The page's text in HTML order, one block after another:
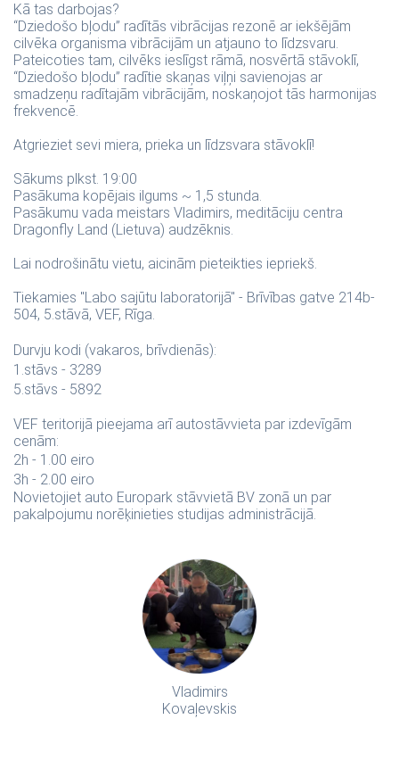
Kā tas darbojas?
“Dziedošo bļodu” radītās vibrācijas rezonē ar iekšējām
cilvēka organisma vibrācijām un atjauno to līdzsvaru.
Pateicoties tam, cilvēks ieslīgst rāmā, nosvērtā stāvoklī,
“Dziedošo bļodu” radītie skaņas viļņi savienojas ar
smadzeņu radītajām vibrācijām, noskaņojot tās harmonijas
frekvencē.
Atgrieziet sevi miera, prieka un līdzsvara stāvoklī!
Sākums plkst. 19:00
Pasākuma kopējais ilgums ~ 1,5 stunda.
Pasākumu vada meistars Vladimirs, meditāciju centra
Dragonfly Land (Lietuva) audzēknis.
Lai nodrošinātu vietu, aicinām pieteikties iepriekš.
Tiekamies "Labo sajūtu laboratorijā" - Brīvības gatve 214b-
504, 5.stāvā, VEF, Rīga.
Durvju kodi (vakaros, brīvdienās):
1.stāvs - 3289
5.stāvs - 5892
VEF teritorijā pieejama arī autostāvvieta par izdevīgām
cenām:
2h - 1.00 eiro
3h - 2.00 eiro
Novietojiet auto Europark stāvvietā BV zonā un par
pakalpojumu norēķinieties studijas administrācijā.
Vladimirs
Kovaļevskis